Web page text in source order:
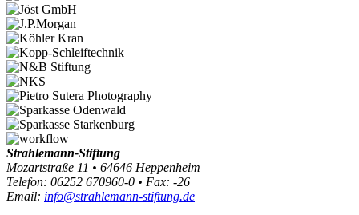
Strahlemann-Stiftung
Mozartstraße 11 • 64646 Heppenheim
Telefon: 06252 670960-0 • Fax: -26
Email: info@strahlemann-stiftung.de